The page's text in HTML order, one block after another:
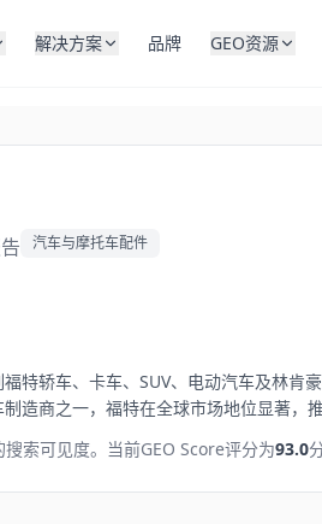
解决方案 品牌 GEO资源
汽车与摩托车配件
特轿车、卡车、SUV、电动汽车及林
造商之一，福特在全球市场地位显著，
索可见度。 当前GEO Score评分为93.0